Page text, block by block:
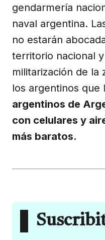
gendarmería
naval argentina.
no estarán
territorio nacional
militarización de la
los argentinos que
argentinos de
con celulares y
más baratos.